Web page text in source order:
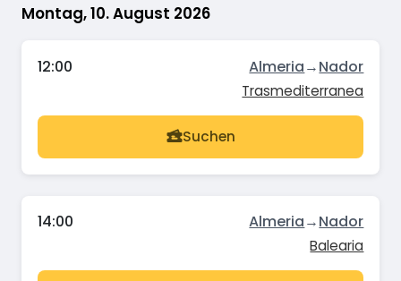
Montag, 10. August 2026
12:00 Almeria→Nador
Trasmediterranea
Suchen
14:00 Almeria→Nador
Balearia